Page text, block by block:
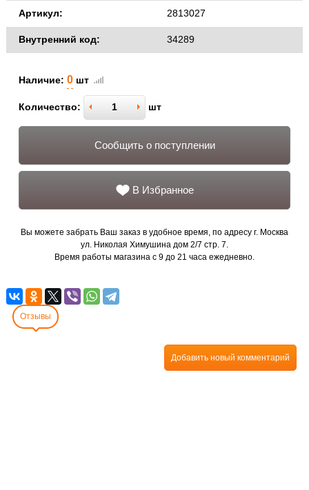
Артикул: 2813027
Внутренний код: 34289
Наличие: 0 шт
Количество: шт
Сообщить о поступлении
В Избранное
Вы можете забрать Ваш заказ в удобное время, по адресу г. Москва
ул. Николая Химушина дом 2/7 стр. 7.
Время работы магазина с 9 до 21 часа ежедневно.
Отзывы
Добавить новый комментарий